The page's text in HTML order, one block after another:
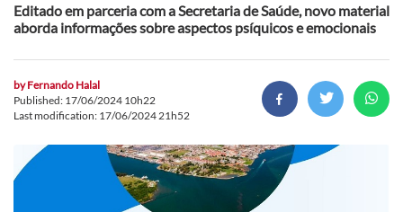
Editado em parceria com a Secretaria de Saúde, novo material
aborda informações sobre aspectos psíquicos e emocionais
byFernando Halal
Published: 17/06/2024 10h22
Last modification: 17/06/2024 21h52